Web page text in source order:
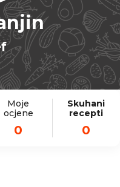
Moje
ocjene
0
Skuhani
recepti
0